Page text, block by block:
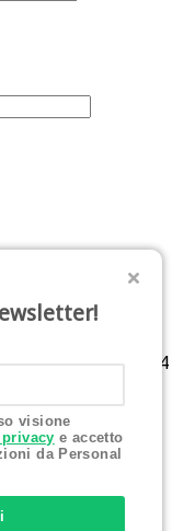
Allende, 1 - 47824
visione
e accetto
da Personal